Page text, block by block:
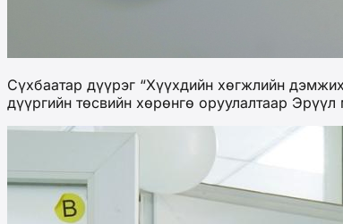
Сүхбаатар дүүрэг “Хүүхдийн хөгжлийн
дүүргийн төсвийн хөрөнгө оруулалтаар